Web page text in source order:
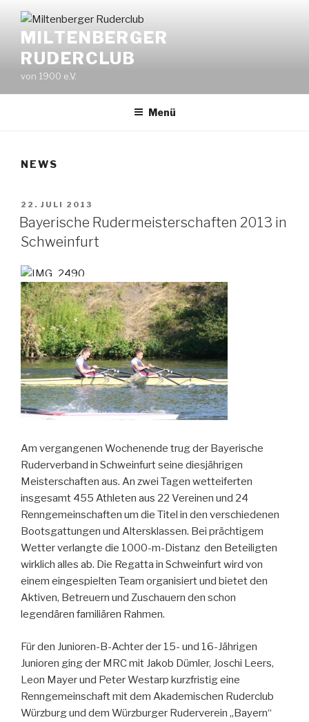
Inhalt
springenMILTENBERGER
RUDERCLUB
von 1900 e.V.
Menü
NEWS
VERÖFFENTLICHT
AM
22. JULI 2013
Bayerische Rudermeisterschaften 2013 in
Schweinfurt
Am vergangenen Wochenende trug der Bayerische
Ruderverband in Schweinfurt seine diesjährigen
Meisterschaften aus. An zwei Tagen wetteiferten
insgesamt 455 Athleten aus 22 Vereinen und 24
Renngemeinschaften um die Titel in den verschiedenen
Bootsgattungen und Altersklassen. Bei prächtigem
Wetter verlangte die 1000-m-Distanz den Beteiligten
wirklich alles ab. Die Regatta in Schweinfurt wird von
einem eingespielten Team organisiert und bietet den
Aktiven, Betreuern und Zuschauern den schon
legendären familiären Rahmen.
Für den Junioren-B-Achter der 15- und 16-Jährigen
Junioren ging der MRC mit Jakob Dümler, Joschi Leers,
Leon Mayer und Peter Westarp kurzfristig eine
Renngemeinschaft mit dem Akademischen Ruderclub
Würzburg und dem Würzburger Ruderverein „Bayern“